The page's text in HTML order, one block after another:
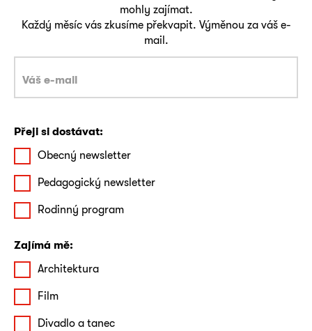
mohly zajímat.
Každý měsíc vás zkusíme překvapit. Výměnou za váš e-
mail.
Přeji si dostávat:
Obecný newsletter
Pedagogický newsletter
Rodinný program
Zajímá mě:
Architektura
Film
Divadlo a tanec